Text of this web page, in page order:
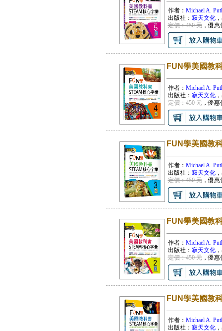
作者： Michael A.
出版社： 寂天文化
定價：450 元，優惠
FUN學美國教
作者： Michael A.
出版社： 寂天文化
定價：450 元，優惠
FUN學美國教
作者： Michael A.
出版社： 寂天文化
定價：450 元，優惠
FUN學美國教
作者： Michael A.
出版社： 寂天文化
定價：450 元，優惠
FUN學美國教
作者： Michael A.
出版社： 寂天文化